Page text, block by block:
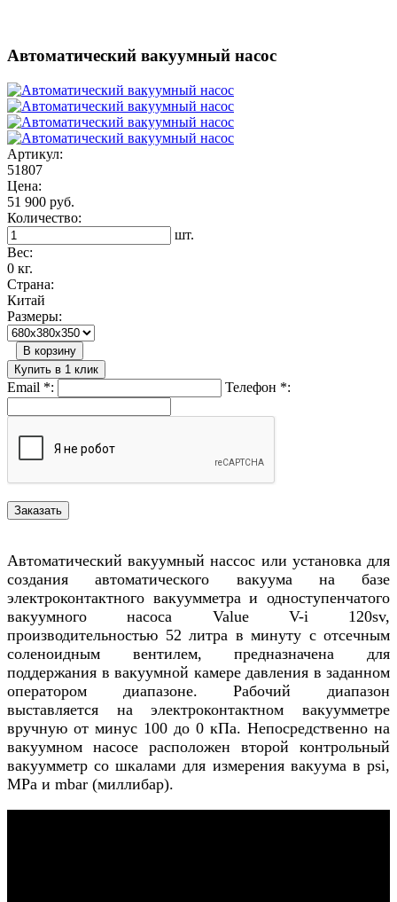
Автоматический вакуумный насос
Артикул:
51807
Цена:
51 900 руб.
Количество:
шт.
Вес:
0 кг.
Страна:
Китай
Размеры:
В корзину
Купить в 1 клик
Email *: Телефон *:
Автоматический вакуумный нассос или установка для
создания автоматического вакуума на базе
электроконтактного вакуумметра и одноступенчатого
вакуумного насоса Value V-i 120sv,
производительностью 52 литра в минуту с отсечным
соленоидным вентилем, предназначена для
поддержания в вакуумной камере давления в заданном
оператором диапазоне. Рабочий диапазон
выставляется на электроконтактном вакуумметре
вручную от минус 100 до 0 кПа. Непосредственно на
вакуумном насосе расположен второй контрольный
вакуумметр со шкалами для измерения вакуума в psi,
MPa и mbar (миллибар).